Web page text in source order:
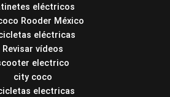
eléctricos
Rooder México
eléctricas
Revisar vídeos
electrico
city coco
electricas